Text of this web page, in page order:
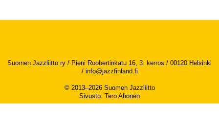
Suomen Jazzliitto ry / Pieni Roobertinkatu 16, 3. kerros / 00120 Helsinki
/ info@jazzfinland.fi
© 2013–2026 Suomen Jazzliitto
Sivusto: Tero Ahonen